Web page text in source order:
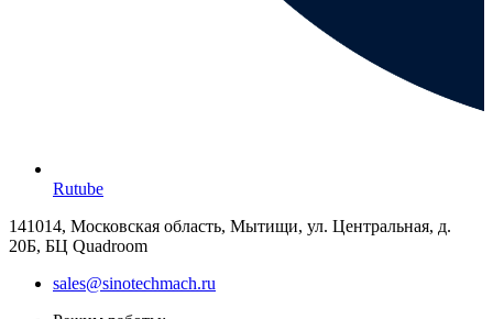
Rutube
141014, Московская область, Мытищи, ул. Центральная, д.
20Б, БЦ Quadroom
sales@sinotechmach.ru